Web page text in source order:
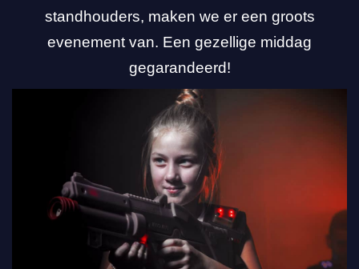
standhouders, maken we er een groots
evenement van. Een gezellige middag
gegarandeerd!